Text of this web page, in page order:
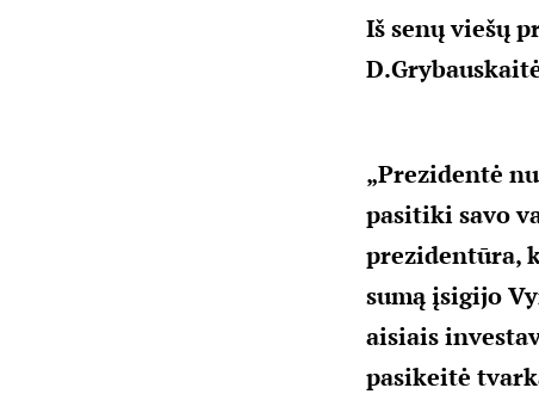
Iš senų viešų
„Prezidentė
pasitiki savo
prezidentūra,
sumą įsigijo
aisiais
pasikeitė